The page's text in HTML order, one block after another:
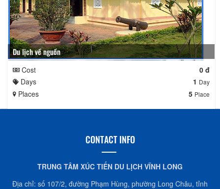
Du lịch về nguồn
Cost
0 đ
Days
1 Day
Places 5 Place
CONTACT INFO
TRUNG TÂM XÚC TIẾN DU LỊCH VĨNH LONG
Địa chỉ: số 107/2, đường Phạm Hùng, phường Long Châu, tỉnh